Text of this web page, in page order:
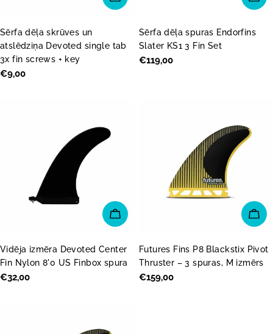
Sērfa dēļa skrūves un
atslēdziņa Devoted single tab
3x fin screws + key
Parastā
€9,00
Sērfa dēļa spuras Endorfins
Slater KS1 3 Fin Set
Parastā
€119,00
PIEVIENOT GROZAM
Vidēja izmēra Devoted Center
Fin Nylon 8'0 US Finbox spura
Parastā
€32,00
Futures Fins P8 Blackstix Pivot
Thruster – 3 spuras, M izmērs
Parastā
€159,00